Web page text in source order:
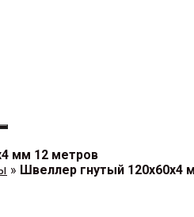
мм 12 метров
» Швеллер гнутый 120х60х4